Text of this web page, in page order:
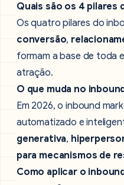
Quais são os 4 pilares
Os quatro pilares do
conversão,
formam a base de toda
atração.
O que muda no
Em 2026, o inbound
automatizado e
generativa,
para mecanismos de
Como aplicar o